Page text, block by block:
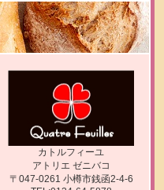
カトルフィーユ
アトリエ ゼニバコ
〒047-0261 小樽市銭函2-4-6